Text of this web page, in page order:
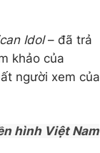
Idol– đã trả
khảo của
người xem của
hình Việt Nam